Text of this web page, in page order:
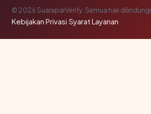
© 2026 SuaraparVerify. Semua hak dilindungi.
Kebijakan Privasi·Syarat Layanan